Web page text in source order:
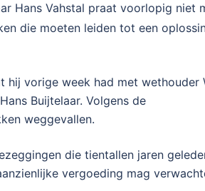
Hans Vahstal praat voorlopig niet
die moeten leiden tot een
hij vorige week had met wethouder
Buijtelaar. Volgens de
weggevallen.
die tientallen jaren
vergoeding mag